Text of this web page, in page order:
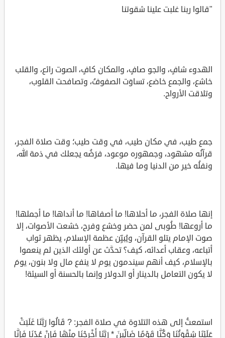
"قالوا ربنا غلبت علينا شقوتنا
الهدوء شافٍ، والجو صافٍ، والمكان كافٍ، الصوت رائع، والقلب
خاشع، والجمع خاضع، تساوَت الصفوفُ، وتصافحت القلوب،
وتلاقت الأرواح.
جمع طيب، في مكان طيب، في وقت طيب؛ وقت صلاة الفجر،
قرآنُه مشهود، وجمهوره موعود، فرَضُه يجعلك في ذمة الله،
ونفلُه خير من الدنيا وما فيها.
إنها صلاة الفجر، ما أحلاها! ما أصفاها! ما أنداها! ما أجملها!
ما أروعها! طُوبى لمن حضر وخشع وفرح، خشعت الأصوات، إلا
صوت الإمام يتلو القرآن، ويُبيِّن عظمة الإسلام، يظهر ثواب
أتباعه، وعقاب أعدائه، كيف؟ تحدَّث عن أولئك الذين لم ينعموا
بالإسلام، كيف أنهم سيندمون يوم لا ينفع مال ولا بنون، يومَ
لا يكون التعامل بالدينار أو الدولار وإنما بالحسنة أو السيئة!
استمعتُ إلى هذه التلاوة في صلاة الفجر: ? قَالُوا رَبَّنَا غَلَبَتْ
عَلَيْنَا شِقْوَتُنَا وَكُنَّا قَوْمًا ضَالِّينَ * رَبَّنَا أَخْرِجْنَا مِنْهَا فَإِنْ عُدْنَا فَإِنَّا